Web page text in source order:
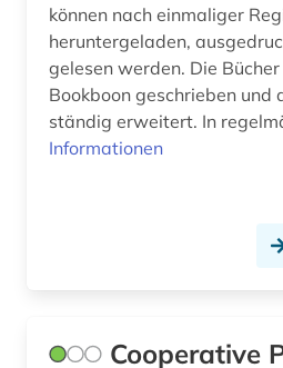
laser (2)
lasertechnologie (1)
können nach einmaliger
heruntergeladen,
gelesen werden. Die Bücher werden exklusiv für
Bookboon geschrieben und
ständig erweitert. In
Informationen
Cooperative